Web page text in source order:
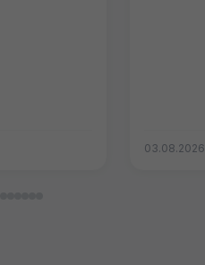
03.08.2026